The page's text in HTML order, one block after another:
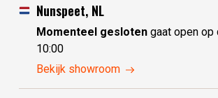
woensdag
donderdag
vrijdag
zaterdag
Nunspeet, NL
Momenteel geslotengaat open op
10:00
maandag
dinsdag
Bekijk showroom